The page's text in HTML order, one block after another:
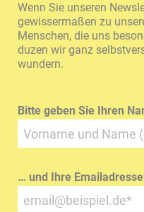
Wenn Sie unseren
gewissermaßen zu
Menschen, die uns
duzen wir ganz
wundern.
… und Ihre Emailadresse
Bitte geben Sie Ihren